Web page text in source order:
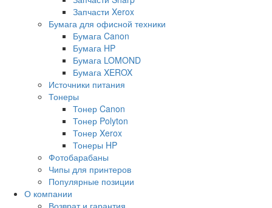
Запчасти Xerox
Бумага для офисной техники
Бумага Canon
Бумага HP
Бумага LOMOND
Бумага XEROX
Источники питания
Тонеры
Тонер Canon
Тонер Polyton
Тонер Xerox
Тонеры HP
Фотобарабаны
Чипы для принтеров
Популярные позиции
О компании
Возврат и гарантия